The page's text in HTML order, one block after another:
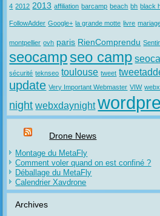
4 2012 2013 affiliation barcamp beach bh black
FollowAdder Google+ la grande motte livre
montpellier ovh paris RienComprendu
seocampseo camp
sécurité teknseo toulouse tweet
update Very Important Webmaster VIW webx
night webxdaynight
Drone News
Montage du MetaFly
Comment voler quand on est confiné ?
Déballage du MetaFly
Calendrier Xavdrone
Archives